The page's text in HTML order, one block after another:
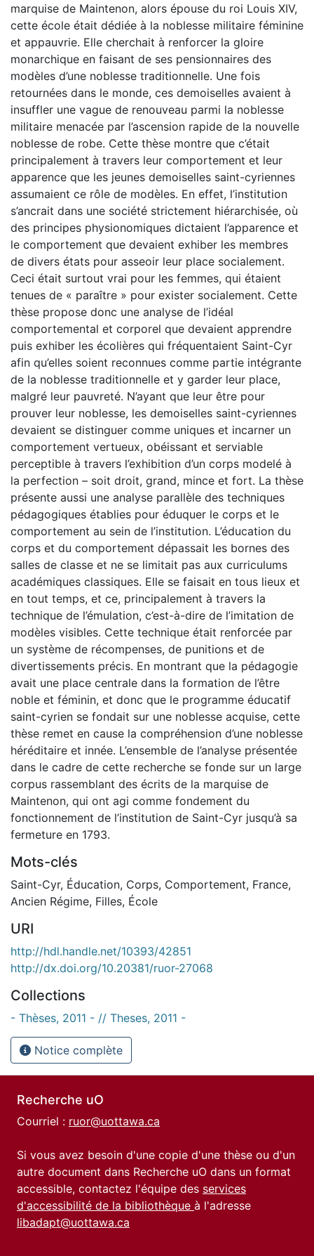
marquise de Maintenon, alors épouse du roi Louis XIV,
cette école était dédiée à la noblesse militaire féminine
et appauvrie. Elle cherchait à renforcer la gloire
monarchique en faisant de ses pensionnaires des
modèles d’une noblesse traditionnelle. Une fois
retournées dans le monde, ces demoiselles avaient à
insuffler une vague de renouveau parmi la noblesse
militaire menacée par l’ascension rapide de la nouvelle
noblesse de robe. Cette thèse montre que c’était
principalement à travers leur comportement et leur
apparence que les jeunes demoiselles saint-cyriennes
assumaient ce rôle de modèles. En effet, l’institution
s’ancrait dans une société strictement hiérarchisée, où
des principes physionomiques dictaient l’apparence et
le comportement que devaient exhiber les membres
de divers états pour asseoir leur place socialement.
Ceci était surtout vrai pour les femmes, qui étaient
tenues de « paraître » pour exister socialement. Cette
thèse propose donc une analyse de l’idéal
comportemental et corporel que devaient apprendre
puis exhiber les écolières qui fréquentaient Saint-Cyr
afin qu’elles soient reconnues comme partie intégrante
de la noblesse traditionnelle et y garder leur place,
malgré leur pauvreté. N’ayant que leur être pour
prouver leur noblesse, les demoiselles saint-cyriennes
devaient se distinguer comme uniques et incarner un
comportement vertueux, obéissant et serviable
perceptible à travers l’exhibition d’un corps modelé à
la perfection – soit droit, grand, mince et fort. La thèse
présente aussi une analyse parallèle des techniques
pédagogiques établies pour éduquer le corps et le
comportement au sein de l’institution. L’éducation du
corps et du comportement dépassait les bornes des
salles de classe et ne se limitait pas aux curriculums
académiques classiques. Elle se faisait en tous lieux et
en tout temps, et ce, principalement à travers la
technique de l’émulation, c’est-à-dire de l’imitation de
modèles visibles. Cette technique était renforcée par
un système de récompenses, de punitions et de
divertissements précis. En montrant que la pédagogie
avait une place centrale dans la formation de l’être
noble et féminin, et donc que le programme éducatif
saint-cyrien se fondait sur une noblesse acquise, cette
thèse remet en cause la compréhension d’une noblesse
héréditaire et innée. L’ensemble de l’analyse présentée
dans le cadre de cette recherche se fonde sur un large
corpus rassemblant des écrits de la marquise de
Maintenon, qui ont agi comme fondement du
fonctionnement de l’institution de Saint-Cyr jusqu’à sa
fermeture en 1793.
Mots-clés
Saint-Cyr, Éducation, Corps, Comportement, France,
Ancien Régime, Filles, École
URI
http://hdl.handle.net/10393/42851
http://dx.doi.org/10.20381/ruor-27068
Collections
- Thèses, 2011 - // Theses, 2011 -
Notice complète
Recherche uO
Courriel : ruor@uottawa.ca
Si vous avez besoin d'une copie d'une thèse ou d'un
autre document dans Recherche uO dans un format
accessible, contactez l'équipe des services
d'accessibilité de la bibliothèque à l'adresse
libadapt@uottawa.ca